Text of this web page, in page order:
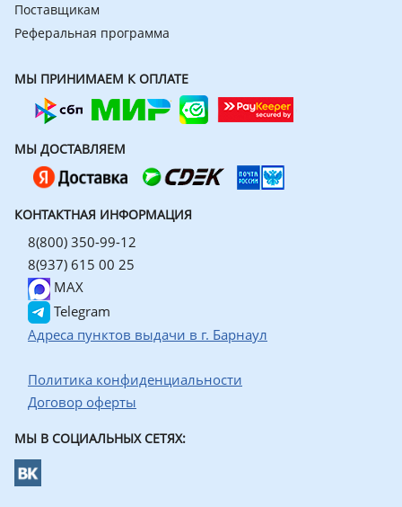
Поставщикам
Реферальная программа
МЫ ПРИНИМАЕМ К ОПЛАТЕ
МЫ ДОСТАВЛЯЕМ
КОНТАКТНАЯ ИНФОРМАЦИЯ
8(800) 350-99-12
8(937) 615 00 25
MAX
Telegram
Адреса пунктов выдачи в г. Барнаул
Политика конфиденциальности
Договор оферты
МЫ В СОЦИАЛЬНЫХ СЕТЯХ: